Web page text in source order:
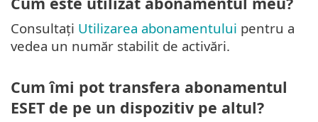
Consultați Utilizarea abonamentului pentru a
vedea un număr stabilit de activări.
Cum îmi pot transfera abonamentul
ESET de pe un dispozitiv pe altul?